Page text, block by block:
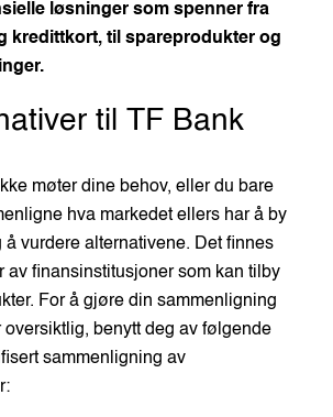
løsninger som spenner fra
kredittkort, til spareprodukter og
til TF Bank
møter dine behov, eller du bare
hva markedet ellers har å by
å vurdere alternativene. Det finnes
av finansinstitusjoner som kan tilby
For å gjøre din sammenligning
oversiktlig, benytt deg av følgende
sammenligning av